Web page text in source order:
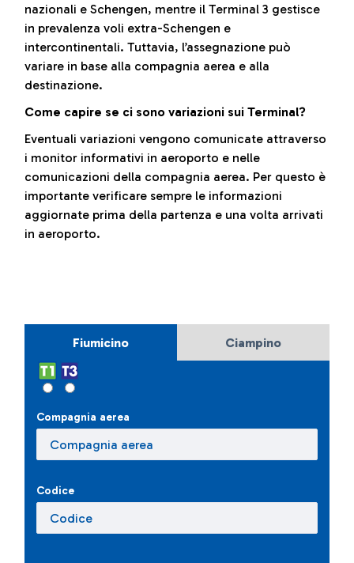
nazionali e Schengen, mentre il Terminal 3 gestisce
in prevalenza voli extra-Schengen e
intercontinentali. Tuttavia, l’assegnazione può
variare in base alla compagnia aerea e alla
destinazione.
Come capire se ci sono variazioni sui Terminal?
Eventuali variazioni vengono comunicate attraverso
i monitor informativi in aeroporto e nelle
comunicazioni della compagnia aerea. Per questo è
importante verificare sempre le informazioni
aggiornate prima della partenza e una volta arrivati
in aeroporto.
Fiumicino Ciampino
Compagnia aerea
Codice